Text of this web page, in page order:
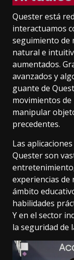
Quester está
interactuamos
seguimiento de
natural e
aumentados.
avanzados y
guante de
movimientos
manipular
precedentes.
Las
Quester son
experiencias de
ámbito
habilidades
Y en el sector
la seguridad de